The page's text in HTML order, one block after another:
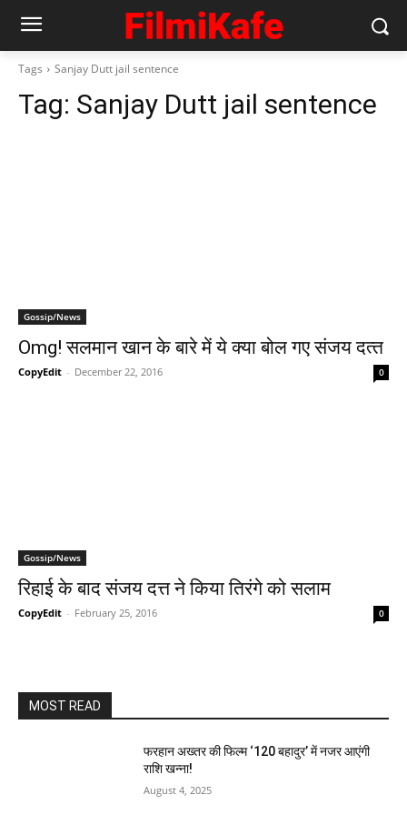
Tags Sanjay Dutt jail sentence
Tag: Sanjay Dutt jail sentence
Gossip/News
Omg! सलमान खान के बारे में ये क्‍या बोल गए संजय दत्‍त
CopyEdit - December 22, 2016 0
Gossip/News
रिहाई के बाद संजय दत्त ने किया तिरंगे को सलाम
CopyEdit - February 25, 2016 0
MOST READ
फरहान अख्तर की फिल्म ‘120 बहादुर’ में नजर आएंगी
राशि खन्ना!
August 4, 2025